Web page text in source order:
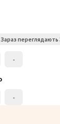
Зараз переглядають
-
-